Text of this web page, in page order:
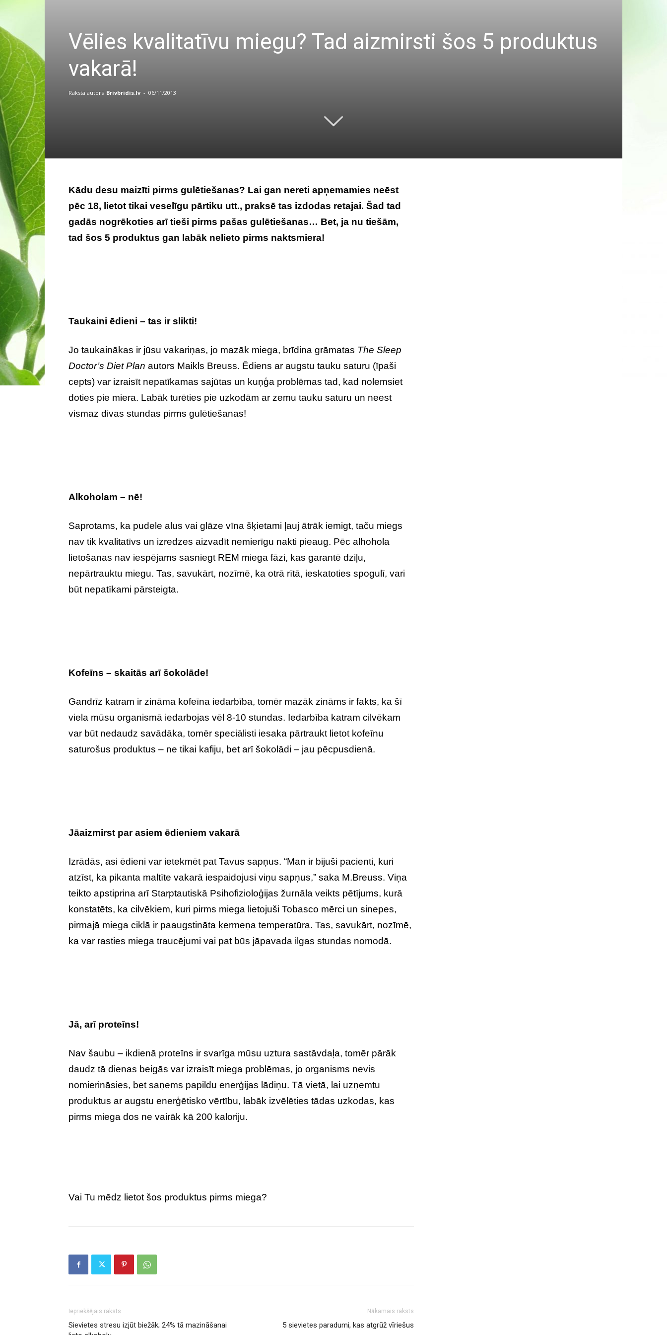
Vēlies kvalitatīvu miegu? Tad aizmirsti šos 5 produktus
vakarā!
Raksta autors Brivbridis.lv - 06/11/2013
Kādu desu maizīti pirms gulētiešanas? Lai gan nereti apņemamies neēst
pēc 18, lietot tikai veselīgu pārtiku utt., praksē tas izdodas retajai. Šad tad
gadās nogrēkoties arī tieši pirms pašas gulētiešanas… Bet, ja nu tiešām,
tad šos 5 produktus gan labāk nelieto pirms naktsmiera!
Taukaini ēdieni – tas ir slikti!
Jo taukainākas ir jūsu vakariņas, jo mazāk miega, brīdina grāmatas The Sleep
Doctor’s Diet Plan autors Maikls Breuss. Ēdiens ar augstu tauku saturu (īpaši
cepts) var izraisīt nepatīkamas sajūtas un kuņģa problēmas tad, kad nolemsiet
doties pie miera. Labāk turēties pie uzkodām ar zemu tauku saturu un neest
vismaz divas stundas pirms gulētiešanas!
Alkoholam – nē!
Saprotams, ka pudele alus vai glāze vīna šķietami ļauj ātrāk iemigt, taču miegs
nav tik kvalitatīvs un izredzes aizvadīt nemierīgu nakti pieaug. Pēc alhohola
lietošanas nav iespējams sasniegt REM miega fāzi, kas garantē dziļu,
nepārtrauktu miegu. Tas, savukārt, nozīmē, ka otrā rītā, ieskatoties spogulī, vari
būt nepatīkami pārsteigta.
Kofeīns – skaitās arī šokolāde!
Gandrīz katram ir zināma kofeīna iedarbība, tomēr mazāk zināms ir fakts, ka šī
viela mūsu organismā iedarbojas vēl 8-10 stundas. Iedarbība katram cilvēkam
var būt nedaudz savādāka, tomēr speciālisti iesaka pārtraukt lietot kofeīnu
saturošus produktus – ne tikai kafiju, bet arī šokolādi – jau pēcpusdienā.
Jāaizmirst par asiem ēdieniem vakarā
Izrādās, asi ēdieni var ietekmēt pat Tavus sapņus. “Man ir bijuši pacienti, kuri
atzīst, ka pikanta maltīte vakarā iespaidojusi viņu sapņus,” saka M.Breuss. Viņa
teikto apstiprina arī Starptautiskā Psihofizioloģijas žurnāla veikts pētījums, kurā
konstatēts, ka cilvēkiem, kuri pirms miega lietojuši Tobasco mērci un sinepes,
pirmajā miega ciklā ir paaugstināta ķermeņa temperatūra. Tas, savukārt, nozīmē,
ka var rasties miega traucējumi vai pat būs jāpavada ilgas stundas nomodā.
Jā, arī proteīns!
Nav šaubu – ikdienā proteīns ir svarīga mūsu uztura sastāvdaļa, tomēr pārāk
daudz tā dienas beigās var izraisīt miega problēmas, jo organisms nevis
nomierināsies, bet saņems papildu enerģijas lādiņu. Tā vietā, lai uzņemtu
produktus ar augstu enerģētisko vērtību, labāk izvēlēties tādas uzkodas, kas
pirms miega dos ne vairāk kā 200 kaloriju.
Vai Tu mēdz lietot šos produktus pirms miega?
Iepriekšējais raksts
Sievietes stresu izjūt biežāk; 24% tā mazināšanai
Nākamais raksts
5 sievietes paradumi, kas atgrūž vīriešus